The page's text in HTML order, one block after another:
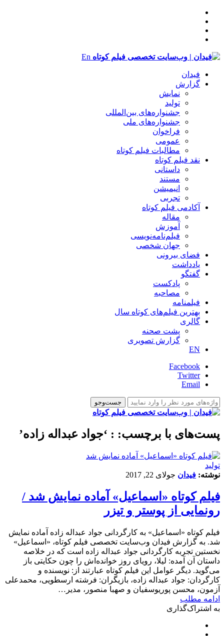
En
فیدان
گزارش
نمایش
تولید
‌‌جشنواره‌های بین‌المللی
جشنواره‌های ملی
فراخوان
عمومی
مطالبات فیلم کوتاه
نقد فیلم کوتاه
داستانی
مستند
انیمیشن
تجربی
آکادمی فیلم کوتاه
مقاله
آموزش
فیلم‌نامه‌نویسی
جهان شخصی
فضای بیرونی
یادداشت
گفتگو
پادکست
مصاحبه
فیلمنامه
بهترین فیلم‌های کوتاه سال
گالری
پشت صحنه
گزارش تصویری
EN
Facebook
Twitter
Email
پست‌های با برچسب: : ‘جواد عبداله زاده’
تولید
نوشته: فیدان جولای 22, 2017
فیلم کوتاه «اسماعیل» آماده نمایش شد /
رونمایی از پوستر و تیزر
فیلم کوتاه «اسماعیل» به کارگردانی جواد عبداله زاده آماده نمایش
شد. به گزارش فیدان وب‌سایت تخصصی فیلم کوتاه، «اسماعیل»
نخستین تجربه کارگردانی جواد عبداله زاده است که در خلاصه
داستان آن آمده: لیلا، رویای روز خوانده‌اش را چون حکایتی باز
می‌گوید. دیگر عوامل این فیلم کوتاه عبارتند از: نویسنده و
کارگردان: جواد عبداله زاده، بازیگران: فرشته ارسطویی، محمدعلی
آزمون، محسن پوریوسفیان و صهبا منصور، مدیر…
ادامه مطلب
به اشتراک‌گذاری